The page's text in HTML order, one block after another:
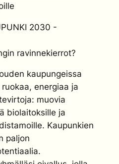
2030 -
ravinnekierrot?
kaupungeissa
energiaa ja
muovia
biolaitoksille ja
Kaupunkien
paljon